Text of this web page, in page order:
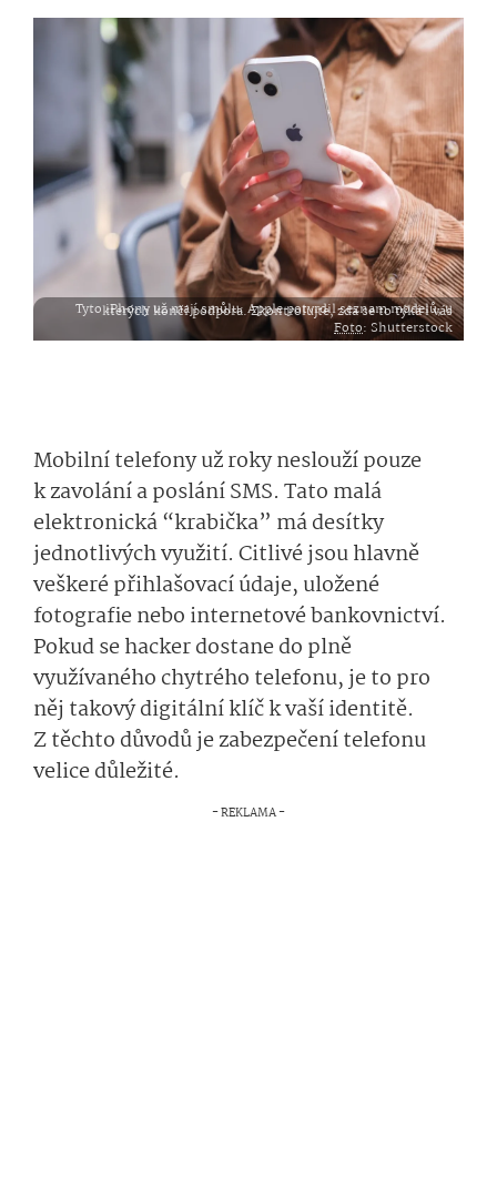
Tyto iPhony už mají smůlu: Apple potvrdil seznam modelů, u kterých končí podpora. Zkontrolujte, zda se to týká i vás
Foto: Shutterstock
Mobilní telefony už roky neslouží pouze
k zavolání a poslání SMS. Tato malá
elektronická “krabička” má desítky
jednotlivých využití. Citlivé jsou hlavně
veškeré přihlašovací údaje, uložené
fotografie nebo internetové bankovnictví.
Pokud se hacker dostane do plně
využívaného chytrého telefonu, je to pro
něj takový digitální klíč k vaší identitě.
Z těchto důvodů je zabezpečení telefonu
velice důležité.